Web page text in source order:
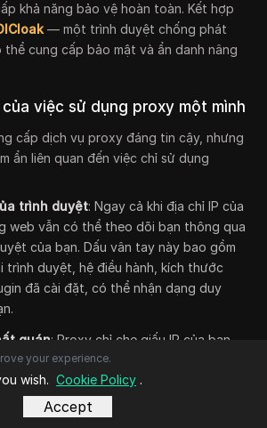
khả năng bảo vệ hoàn toàn. Kết hợp
— một trình duyệt chống phát
thể cung cấp bảo mật và ẩn danh nâng
việc sử dụng proxy một mình
cấp dịch vụ proxy đáng tin cậy, nhưng
ẩn liên quan đến việc chỉ sử dụng
trình duyệt: Ngay cả khi địa chỉ IP của
web vẫn có thể theo dõi bạn thông qua
của bạn. Dấu vân tay này bao gồm
trình duyệt, hệ điều hành, kích thước
đã cài đặt, có thể nhận dạng duy
quán: Proxy chỉ che giấu IP của bạn,
cung cấp mã hóa hoàn toàn. Đối với
mức độ bảo mật cao hơn (ví dụ:
dịch nhạy cảm), chỉ sử dụng proxy có
your experience.
wish. Cookie Policy .
Accept